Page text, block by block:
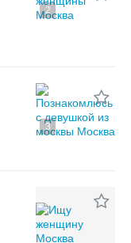
2
3